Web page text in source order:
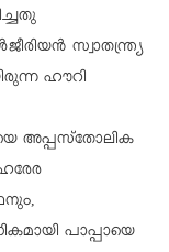
സ്വാതന്ത്ര്യ
ഹൗറി
അപ്പസ്‌തോലിക
പാപ്പായെ